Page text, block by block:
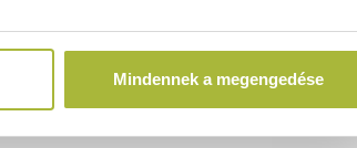
Mindennek a megengedése